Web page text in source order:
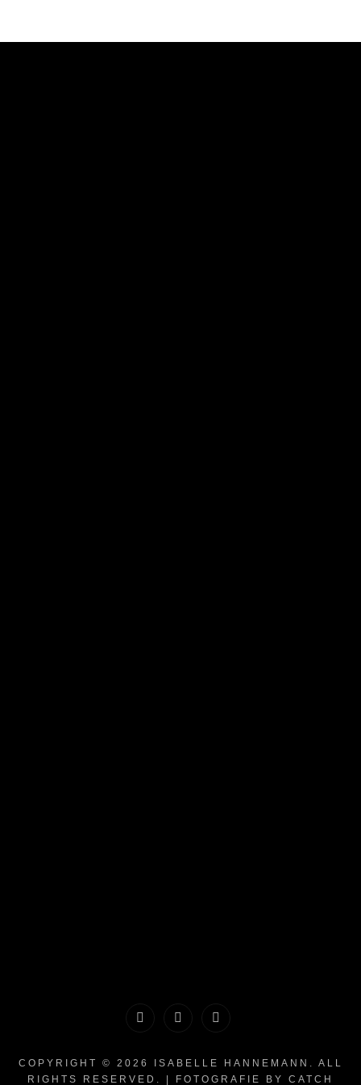
der
widerrufenEinstellungen
COPYRIGHT © 2026 ISABELLE HANNEMANN . ALL
RIGHTS RESERVED. | FOTOGRAFIE BY CATCH